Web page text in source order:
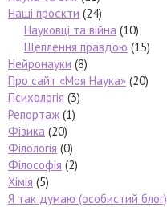
Наші проєкти (24)
Науковці та війна (10)
Щеплення правдою (15)
Нейронауки (8)
Про сайт «Моя Наука» (20)
Психологія (3)
Репортаж (1)
Фізика (20)
Філологія (0)
Філософія (2)
Хімія (5)
Я так думаю (особистий блог)